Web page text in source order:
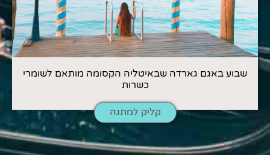
שבוע באגם גארדה שבאיטליה הקסומה מותאם לשומרי
כשרות
קליק למתנה